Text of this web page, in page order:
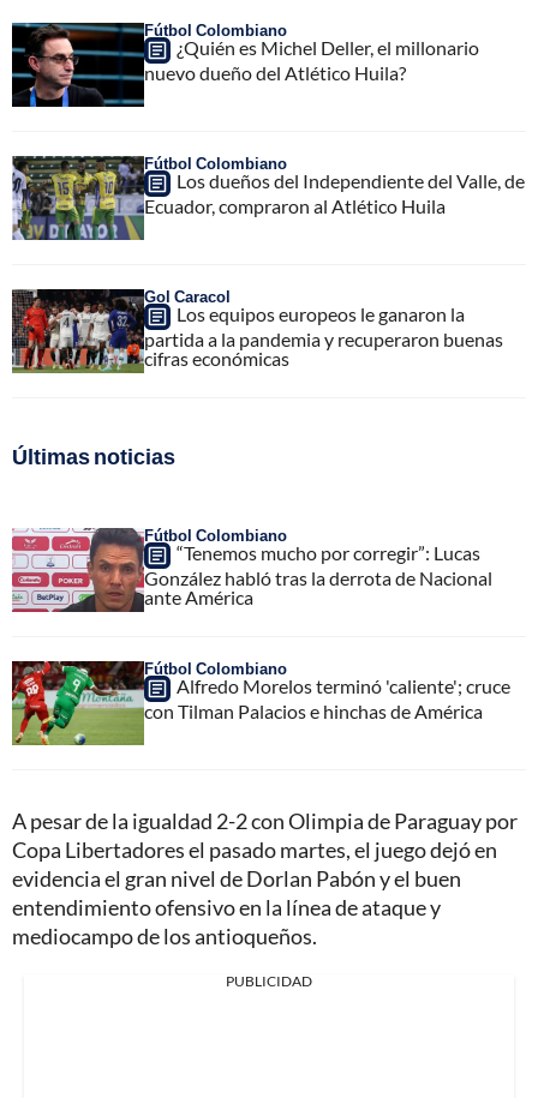
Fútbol Colombiano
¿Quién es Michel Deller, el millonario
nuevo dueño del Atlético Huila?
Fútbol Colombiano
Los dueños del Independiente del Valle, de
Ecuador, compraron al Atlético Huila
Gol Caracol
Los equipos europeos le ganaron la
partida a la pandemia y recuperaron buenas
cifras económicas
Últimas noticias
Fútbol Colombiano
“Tenemos mucho por corregir”: Lucas
González habló tras la derrota de Nacional
ante América
Fútbol Colombiano
Alfredo Morelos terminó 'caliente'; cruce
con Tilman Palacios e hinchas de América
A pesar de la igualdad 2-2 con Olimpia de Paraguay por
Copa Libertadores el pasado martes, el juego dejó en
evidencia el gran nivel de Dorlan Pabón y el buen
entendimiento ofensivo en la línea de ataque y
mediocampo de los antioqueños.
PUBLICIDAD